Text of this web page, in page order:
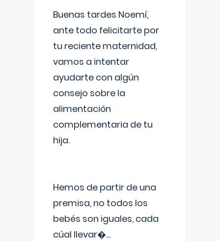
Buenas tardes Noemí,
ante todo felicitarte por
tu reciente maternidad,
vamos a intentar
ayudarte con algún
consejo sobre la
alimentación
complementaria de tu
hija.
Hemos de partir de una
premisa, no todos los
bebés son iguales, cada
cúal llevar�...